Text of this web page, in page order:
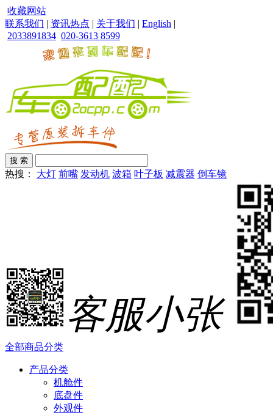
收藏网站
联系我们 | 资讯热点 | 关于我们 | English |
2033891834 020-3613 8599
热搜： 大灯 前嘴 发动机 波箱 叶子板 减震器 倒车镜
客服小张
全部商品分类
产品分类
机舱件
底盘件
外观件